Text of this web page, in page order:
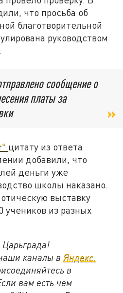
что просьба об
благотворительной
руководством
сообщение о
платы за
цитату из ответа
добавили, что
деньги уже
школы наказано.
выставку
учеников из разных
каналы вЯндекс.
в
вам есть чем